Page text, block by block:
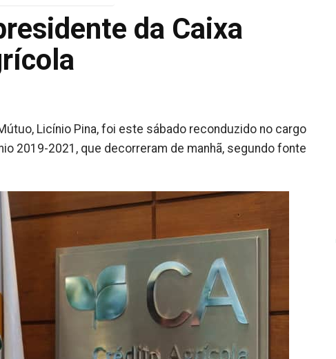
da Caixa
Licínio Pina, foi este sábado reconduzido no cargo
2019-2021, que decorreram de manhã, segundo fonte